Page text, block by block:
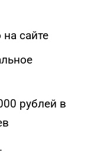
сайте
рублей в